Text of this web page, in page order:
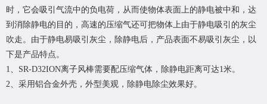
时，它会吸引气流中的负电荷，从而使物体表面上的静电被中和，达
到消除静电的目的，高速的压缩气还可把物体上由于静电吸引的灰尘
吹走。由于静电易吸引灰尘，除静电后，产品表面不易吸引灰尘，以
下是产品特点。
1、SR-D32ION离子风棒需要配压缩气体，除静电距离可达1米。
2、采用铝合金外壳，外型美观，除静电除尘效果好。